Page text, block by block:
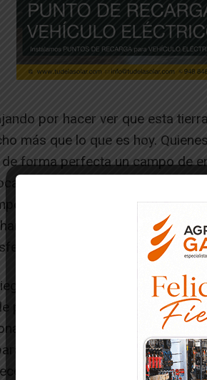
por hacer ver que esta
más que lo que es hoy.
forma perfecta un campo de
pues hoy esta tierra es uno
de Europa. Las
llevado a ser reconocidas
según la UNESCO.
a desmantelar el polígono
puede suceder a este territorio
de esta instalación
ser bombardeado, pasando
A este respecto,